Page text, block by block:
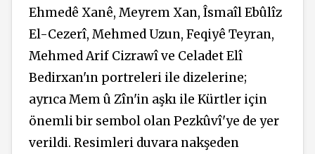
Ehmedê Xanê, Meyrem Xan, Îsmaîl Ebûlîz
El-Cezerî, Mehmed Uzun, Feqiyê Teyran,
Mehmed Arif Cizrawî ve Celadet Elî
Bedirxan'ın portreleri ile dizelerine;
ayrıca Mem û Zîn'in aşkı ile Kürtler için
önemli bir sembol olan Pezkûvî'ye de yer
verildi. Resimleri duvara nakşeden